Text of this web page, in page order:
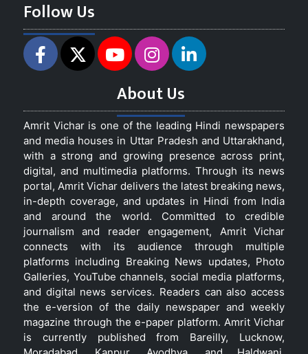
Follow Us
About Us
Amrit Vichar is one of the leading Hindi newspapers
and media houses in Uttar Pradesh and Uttarakhand,
with a strong and growing presence across print,
digital, and multimedia platforms. Through its news
portal, Amrit Vichar delivers the latest breaking news,
in-depth coverage, and updates in Hindi from India
and around the world. Committed to credible
journalism and reader engagement, Amrit Vichar
connects with its audience through multiple
platforms including Breaking News updates, Photo
Galleries, YouTube channels, social media platforms,
and digital news services. Readers can also access
the e-version of the daily newspaper and weekly
magazine through the e-paper platform. Amrit Vichar
is currently published from Bareilly, Lucknow,